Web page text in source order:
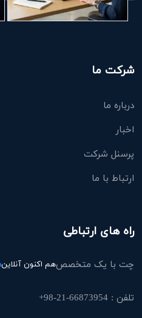
شرکت ما
درباره ما
اخبار
پرسنل شرکت
ارتباط با ما
راه های ارتباطی
چت با یک متخصصهم اکنون آنلاین
تلفن : 66873954-21-98+